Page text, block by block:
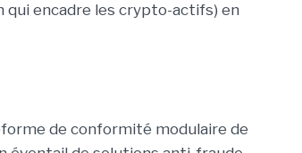
encadre les crypto-actifs) en
de conformité modulaire de